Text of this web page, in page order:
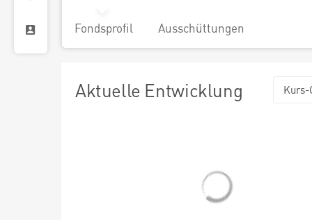
Fondsprofil Ausschüttungen
Aktuelle Entwicklung Kurs-